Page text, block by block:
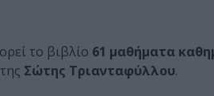
το βιβλίο 61 μαθήματα
Σώτης Τριανταφύλλου.